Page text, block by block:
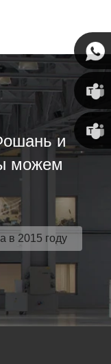
и
можем
в 2015 году
Susan